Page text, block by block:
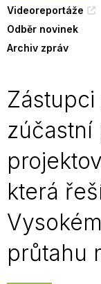
Videoreportáže
Odběr novinek
Archiv zpráv
Zástupci
zúčastní
která
průtahu